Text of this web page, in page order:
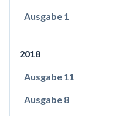
Ausgabe 1
2018
Ausgabe 11
Ausgabe 8